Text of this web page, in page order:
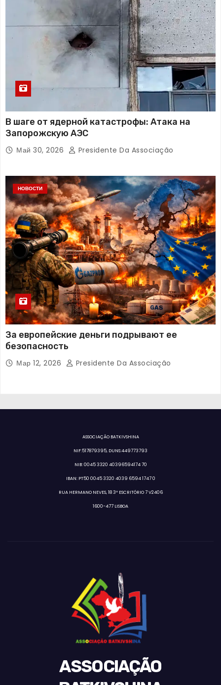
В шаге от ядерной катастрофы: Атака на
Запорожскую АЭС
Май 30, 2026 Presidente Da Associação
НОВОСТИ
За европейские деньги подрывают ее
безопасность
Мар 12, 2026 Presidente Da Associação
ASSOCIAÇÃO BATKIVSHINA
NIF:517879395, DUNS:449773793
NIB: 0045 3320 40396594174 70
IBAN: PT50 0045 3320 4039 6594 1747 0
RUA HERMANO NEVES, 18 3º ESCRITÓRIO 7 V2406
1600-477 LISBOA
ASSOCIAÇÃO